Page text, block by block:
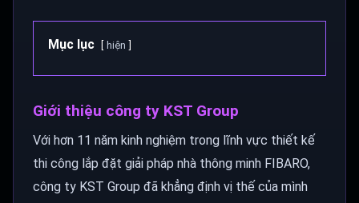
Mục lục hiện
Giới thiệu công ty KST Group
Với hơn 11 năm kinh nghiệm trong lĩnh vực thiết kế
thi công lắp đặt giải pháp nhà thông minh FIBARO,
công ty KST Group đã khẳng định vị thế của mình